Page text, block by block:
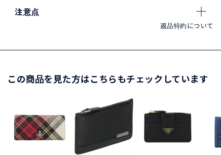
注意点
返品特約について
この商品を見た方はこちらもチェックしています